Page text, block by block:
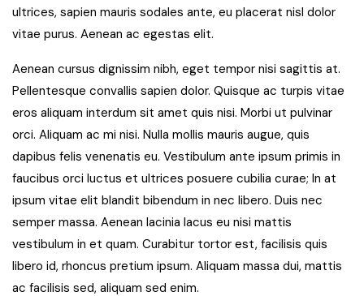
ultrices, sapien mauris sodales ante, eu placerat nisl dolor
vitae purus. Aenean ac egestas elit.
Aenean cursus dignissim nibh, eget tempor nisi sagittis at.
Pellentesque convallis sapien dolor. Quisque ac turpis vitae
eros aliquam interdum sit amet quis nisi. Morbi ut pulvinar
orci. Aliquam ac mi nisi. Nulla mollis mauris augue, quis
dapibus felis venenatis eu. Vestibulum ante ipsum primis in
faucibus orci luctus et ultrices posuere cubilia curae; In at
ipsum vitae elit blandit bibendum in nec libero. Duis nec
semper massa. Aenean lacinia lacus eu nisi mattis
vestibulum in et quam. Curabitur tortor est, facilisis quis
libero id, rhoncus pretium ipsum. Aliquam massa dui, mattis
ac facilisis sed, aliquam sed enim.